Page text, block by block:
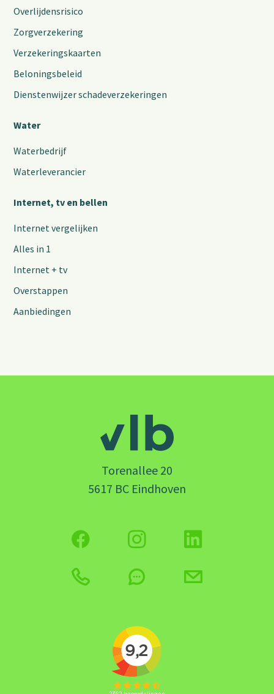
Overlijdensrisico
Zorgverzekering
Verzekeringskaarten
Beloningsbeleid
Dienstenwijzer schadeverzekeringen
Water
Waterbedrijf
Waterleverancier
Internet, tv en bellen
Internet vergelijken
Alles in 1
Internet + tv
Overstappen
Aanbiedingen
Torenallee 20
5617 BC Eindhoven